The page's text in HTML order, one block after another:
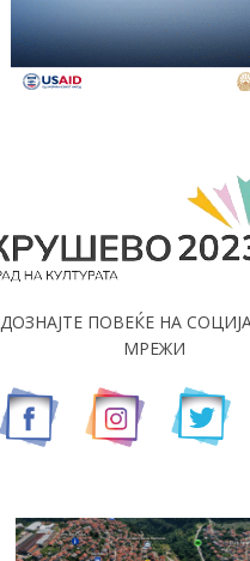
ДОЗНАЈТЕ ПОВЕЌЕ НА
МРЕЖИ